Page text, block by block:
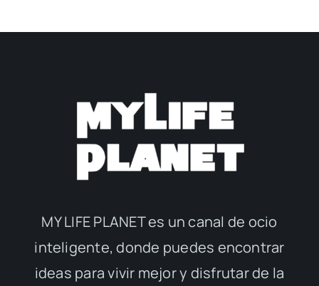
MY LIFE PLANET es un canal de ocio
inteligente, donde puedes encontrar
ideas para vivir mejor y disfrutar de la